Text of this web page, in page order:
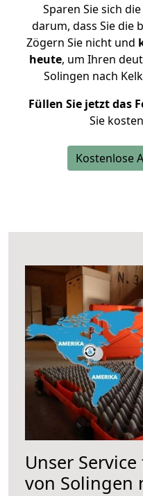
Sparen Sie sich
darum, dass Sie die
Zögern Sie nicht und
heute, um Ihren
Solingen nach
Füllen Sie jetzt das
Sie
Kostenlose
Unser
von Solingen